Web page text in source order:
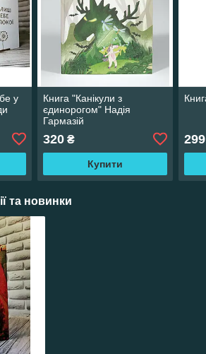
у
Книга "Канікули з
єдинорогом" Надія
Гармазій
320₴
Купити
299
та новинки